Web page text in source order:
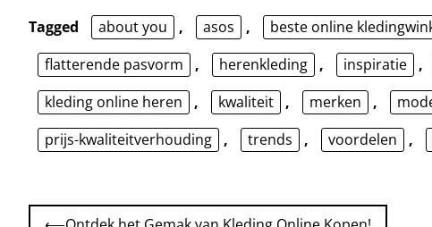
Tagged about you , asos , beste online
flatterende pasvorm
, herenkleding , inspiratie ,
kleding online heren
, kwaliteit , merken ,
prijs-kwaliteitverhouding , trends , voordelen ,
Bericht